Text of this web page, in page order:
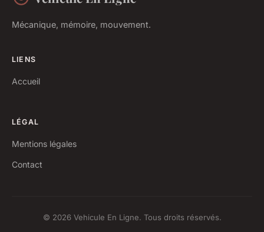
Mécanique, mémoire, mouvement.
LIENS
Accueil
LÉGAL
Mentions légales
Contact
© 2026 Vehicule En Ligne. Tous droits réservés.